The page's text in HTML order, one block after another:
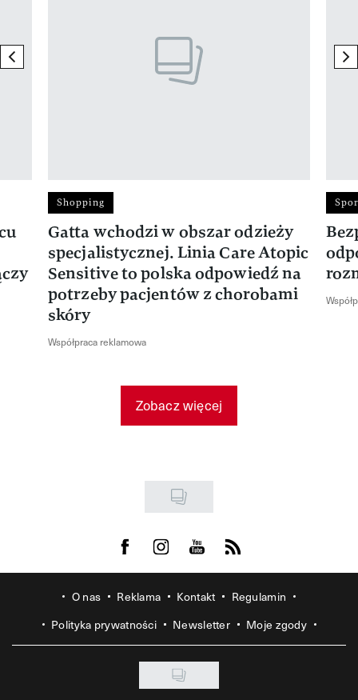
previous element
Shopping
Gatta wchodzi w obszar odzieży
specjalistycznej. Linia Care Atopic
Sensitive to polska odpowiedź na
potrzeby pacjentów z chorobami
skóry
Współpraca reklamowa
Zobacz więcej
Visit us on Facebook
Visit us on Instagram
Visit us on Youtube
Visit us on Rss
O nas Reklama Kontakt
Regulamin
Polityka prywatności
Newsletter Moje zgody